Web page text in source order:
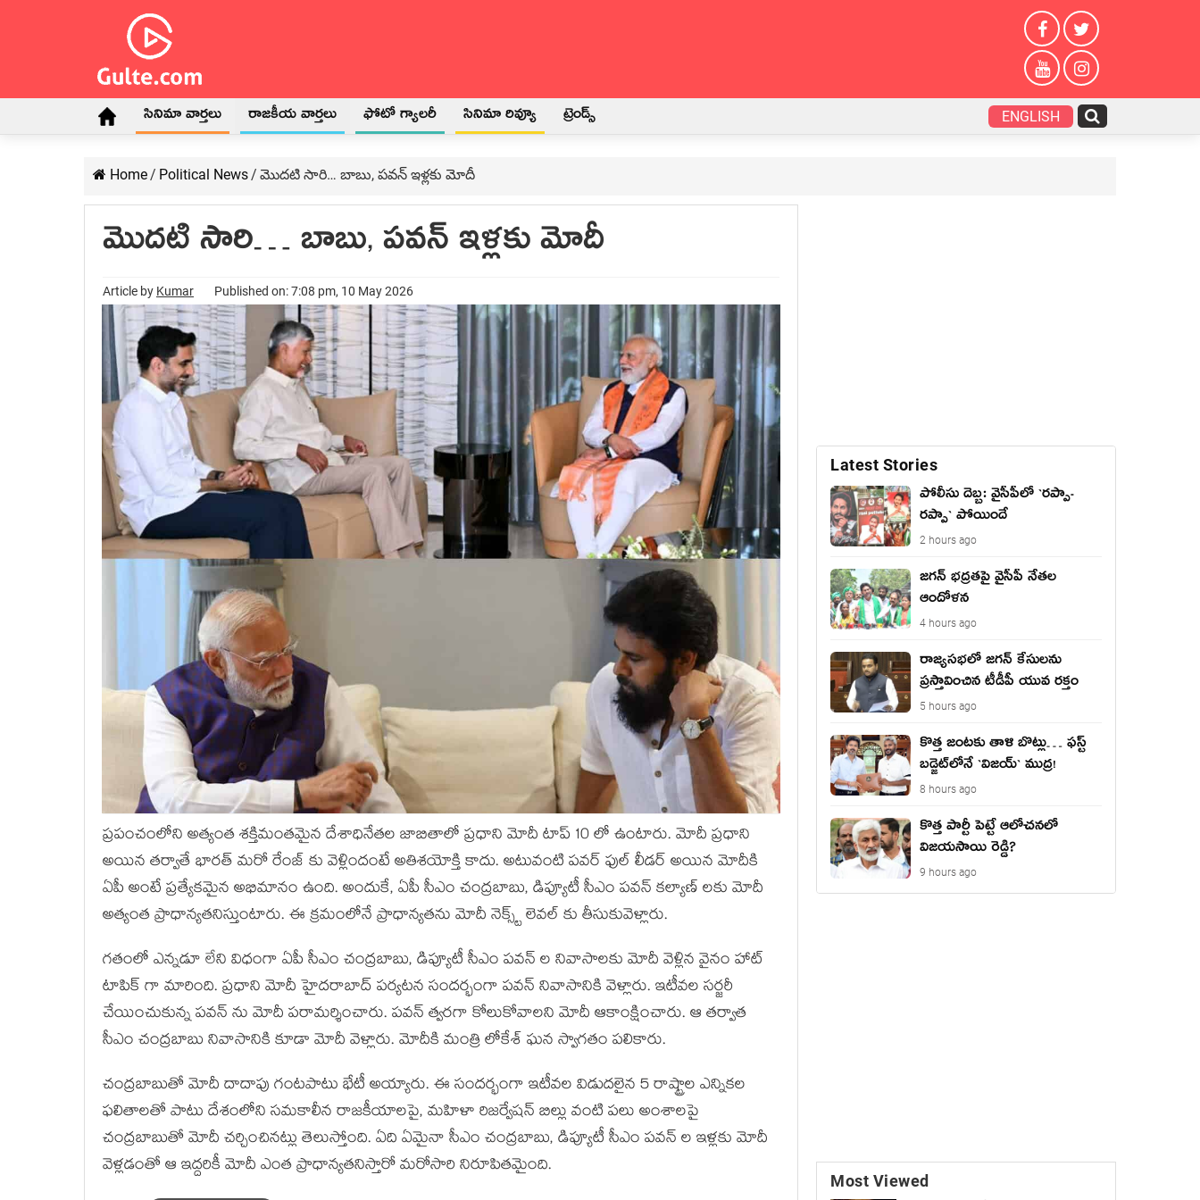
సినిమా వార్తలు రాజకీయ వార్తలు ఫోటో గ్యాలరీ సినిమా రివ్యూ ట్రెండ్స్ ENGLISH
Home/ Political News/ మొదటి సారి… బాబు, పవన్ ఇళ్లకు మోదీ
మొదటి సారి… బాబు, పవన్ ఇళ్లకు మోదీ
Article by Kumar Published on: 7:08 pm, 10 May 2026
ప్రపంచంలోని అత్యంత శక్తిమంతమైన దేశాధినేతల జాబితాలో ప్రధాని మోదీ టాప్ 10 లో ఉంటారు. మోదీ ప్రధాని
అయిన తర్వాతే భారత్ మరో రేంజ్ కు వెళ్లిందంటే అతిశయోక్తి కాదు. అటువంటి పవర్ ఫుల్ లీడర్ అయిన మోదీకి
ఏపీ అంటే ప్రత్యేకమైన అభిమానం ఉంది. అందుకే, ఏపీ సీఎం చంద్రబాబు, డిప్యూటీ సీఎం పవన్ కల్యాణ్ లకు మోదీ
అత్యంత ప్రాధాన్యతనిస్తుంటారు. ఈ క్రమంలోనే ప్రాధాన్యతను మోదీ నెక్స్ట్ లెవల్ కు తీసుకువెళ్లారు.
గతంలో ఎన్నడూ లేని విధంగా ఏపీ సీఎం చంద్రబాబు, డిప్యూటీ సీఎం పవన్ ల నివాసాలకు మోదీ వెళ్లిన వైనం హాట్
టాపిక్ గా మారింది. ప్రధాని మోదీ హైదరాబాద్ పర్యటన సందర్భంగా పవన్ నివాసానికి వెళ్లారు. ఇటీవల సర్జరీ
చేయించుకున్న పవన్ ను మోదీ పరామర్శించారు. పవన్ త్వరగా కోలుకోవాలని మోదీ ఆకాంక్షించారు. ఆ తర్వాత
సీఎం చంద్రబాబు నివాసానికి కూడా మోదీ వెళ్లారు. మోదీకి మంత్రి లోకేశ్ ఘన స్వాగతం పలికారు.
చంద్రబాబుతో మోదీ దాదాపు గంటపాటు భేటీ అయ్యారు. ఈ సందర్భంగా ఇటీవల విడుదలైన 5 రాష్ట్రాల ఎన్నికల
ఫలితాలతో పాటు దేశంలోని సమకాలీన రాజకీయాలపై, మహిళా రిజర్వేషన్ బిల్లు వంటి పలు అంశాలపై
చంద్రబాబుతో మోదీ చర్చించినట్లు తెలుస్తోంది. ఏది ఏమైనా సీఎం చంద్రబాబు, డిప్యూటీ సీఎం పవన్ ల ఇళ్లకు మోదీ
వెళ్లడంతో ఆ ఇద్దరికీ మోదీ ఎంత ప్రాధాన్యతనిస్తారో మరోసారి నిరూపితమైంది.
Latest Stories
పోలీసు దెబ్బ: వైసీపీలో `ర‌ప్పా-
ర‌ప్పా` పోయిందే
2 hours ago
జ‌గ‌న్ భద్రతపై వైసీపీ నేతల
ఆందోళన
4 hours ago
రాజ్యసభలో జగన్ కేసులను
ప్రస్తావించిన టీడీపీ యువ రక్తం
5 hours ago
కొత్త జంట‌కు తాళి బొట్లు… ఫ‌స్ట్
బ‌డ్జెట్‌లోనే `విజ‌య్` ముద్ర‌!
8 hours ago
కొత్త పార్టీ పెట్టే ఆలోచనలో
విజయసాయి రెడ్డి?
9 hours ago
Most Viewed